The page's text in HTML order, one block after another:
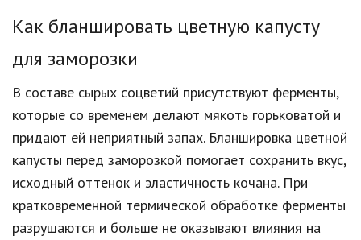
Как бланшировать цветную капусту
для заморозки
В составе сырых соцветий присутствуют ферменты,
которые со временем делают мякоть горьковатой и
придают ей неприятный запах. Бланшировка цветной
капусты перед заморозкой помогает сохранить вкус,
исходный оттенок и эластичность кочана. При
кратковременной термической обработке ферменты
разрушаются и больше не оказывают влияния на